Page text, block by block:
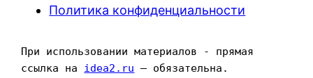
Политика конфиденциальности
При использовании материалов - прямая
ссылка на idea2.ru — обязательна.